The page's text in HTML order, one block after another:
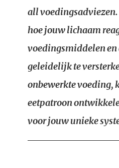
all voedingsadviezen.
hoe jouw lichaam
voedingsmiddelen
geleidelijk te
onbewerkte voeding,
eetpatroon
voor jouw unieke